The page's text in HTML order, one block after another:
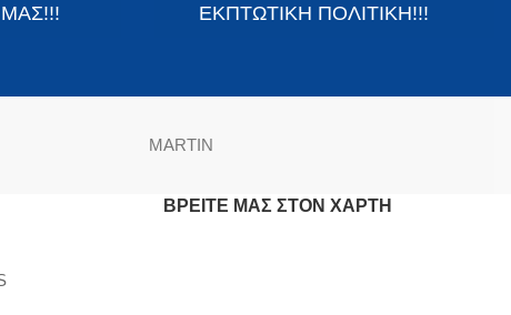
ΜΑΣ!!!
ΕΚΠΤΩΤΙΚΗ ΠΟΛΙΤΙΚΗ!!!
MARTIN
ΒΡΕΊΤΕ ΜΑΣ ΣΤΟΝ ΧΆΡΤΗ